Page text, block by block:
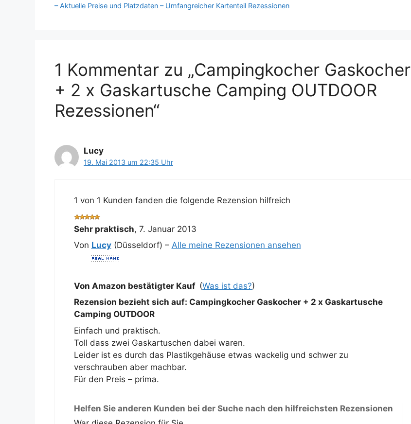
– Aktuelle Preise und Platzdaten – Umfangreicher Kartenteil Rezessionen
1 Kommentar zu „Campingkocher Gaskocher
+ 2 x Gaskartusche Camping OUTDOOR
Rezessionen“
Lucy
19. Mai 2013 um 22:35 Uhr
1 von 1 Kunden fanden die folgende Rezension hilfreich
Sehr praktisch, 7. Januar 2013
Von Lucy(Düsseldorf) – Alle meine Rezensionen ansehen
Von Amazon bestätigter Kauf (Was ist das?)
Rezension bezieht sich auf: Campingkocher Gaskocher + 2 x Gaskartusche
Camping OUTDOOR
Einfach und praktisch.
Toll dass zwei Gaskartuschen dabei waren.
Leider ist es durch das Plastikgehäuse etwas wackelig und schwer zu
verschrauben aber machbar.
Für den Preis – prima.
Helfen Sie anderen Kunden bei der Suche nach den hilfreichsten Rezensionen